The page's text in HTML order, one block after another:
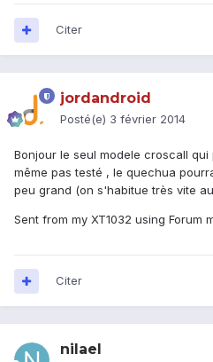
Citer
jordandroid
Posté(e) 3 février 2014
Bonjour le seul modele croscall
même pas testé , le quechua
peu grand (on s'habitue très vite
Sent from my XT1032 using Forum
Citer
nilael